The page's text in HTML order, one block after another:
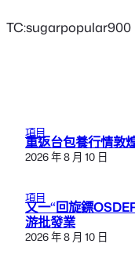
TC:sugarpopular900
項目
重返台包養行情敦
2026 年 8 月 10 日
項目
又一“回旋鏢
游批發業
2026 年 8 月 10 日